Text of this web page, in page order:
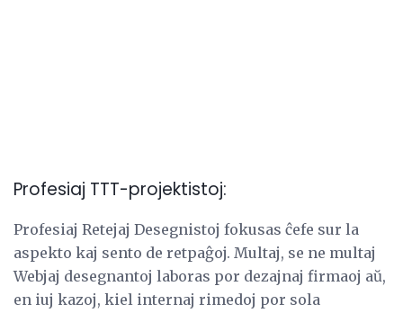
Profesiaj TTT-projektistoj:
Profesiaj Retejaj Desegnistoj fokusas ĉefe sur la
aspekto kaj sento de retpaĝoj. Multaj, se ne multaj
Webjaj desegnantoj laboras por dezajnaj firmaoj aŭ,
en iuj kazoj, kiel internaj rimedoj por sola